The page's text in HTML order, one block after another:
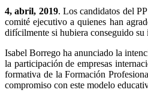
4, abril, 2019. Los candidatos del
comité ejecutivo a quienes han
difícilmente si hubiera conseguido su
Isabel Borrego ha anunciado la
la participación de empresas
formativa de la Formación
compromiso con este modelo